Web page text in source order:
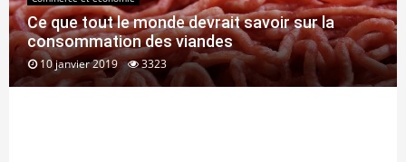
Ce que tout le monde devrait savoir sur la
consommation des viandes
10 janvier 2019 3323